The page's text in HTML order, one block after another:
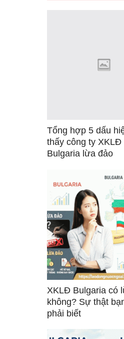
Tổng hợp 5 dấu
thấy công ty XKLĐ
Bulgaria lừa đảo
XKLĐ Bulgaria có
không? Sự thật
phải biết